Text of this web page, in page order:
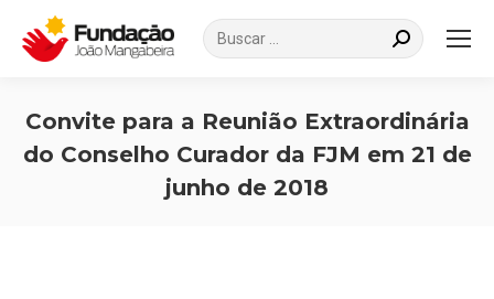
Search:
Convite para a Reunião Extraordinária
do Conselho Curador da FJM em 21 de
junho de 2018